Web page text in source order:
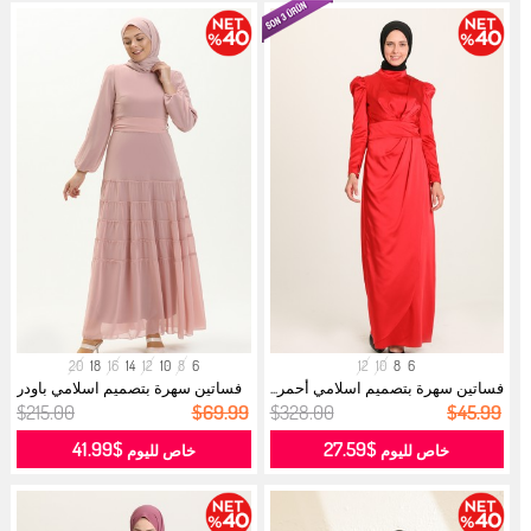
6
8
10
12
فساتين سهرة بتصميم اسلامي أحمر...
$328.00 $45.99
خاص لليوم $27.59
6
8
10
12
14
16
18
20
فساتين سهرة بتصميم اسلامي باودر
داك...
$215.00 $69.99
خاص لليوم$41.99